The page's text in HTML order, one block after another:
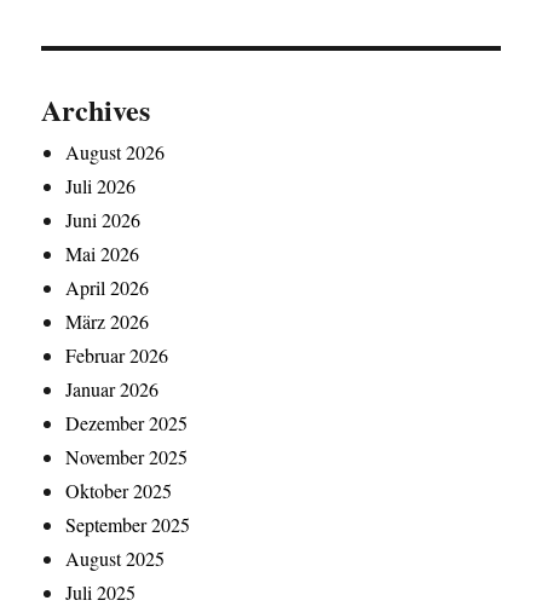
Archives
August 2026
Juli 2026
Juni 2026
Mai 2026
April 2026
März 2026
Februar 2026
Januar 2026
Dezember 2025
November 2025
Oktober 2025
September 2025
August 2025
Juli 2025